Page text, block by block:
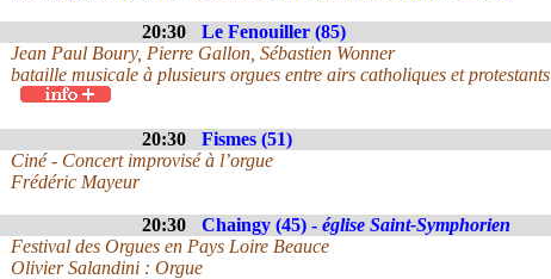
20:30 Le Fenouiller (85)
Jean Paul Boury, Pierre Gallon, Sébastien Wonner
bataille musicale à plusieurs orgues entre airs catholiques et protestants
20:30 Fismes (51)
Ciné - Concert improvisé à l’orgue
Frédéric Mayeur
20:30 Chaingy (45) - église Saint-Symphorien
Festival des Orgues en Pays Loire Beauce
Olivier Salandini : Orgue